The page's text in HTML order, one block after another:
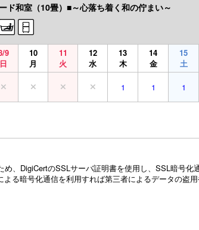
ド和室（10畳）■～心落ち着く和の佇まい～
9
日
10
月
11
火
12
水
13
木
14
金
15
土
1 1 1
、DigiCertのSSLサーバ証明書を使用し、SSL暗号
る暗号化通信を利用すれば第三者によるデータの盗